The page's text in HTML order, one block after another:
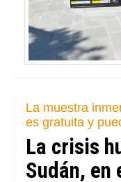
La muestra
es gratuita y
La crisis
Sudán, en